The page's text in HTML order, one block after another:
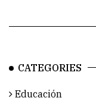
CATEGORIES
Educación